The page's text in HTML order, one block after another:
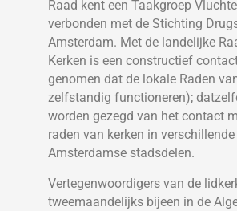
Raad kent een Taakgroep
verbonden met de Stichting
Amsterdam. Met de landelijke
Kerken is een constructief
genomen dat de lokale Raden
zelfstandig functioneren);
worden gezegd van het contact
raden van kerken in verschillende
Amsterdamse stadsdelen.
Vertegenwoordigers van de
tweemaandelijks bijeen in de